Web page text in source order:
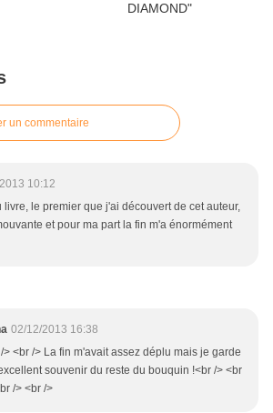
un commentaire
10:12
livre, le premier que j'ai découvert de cet auteur,
et pour ma part la fin m'a énormément
02/12/2013 16:38
> <br /> La fin m'avait assez déplu mais je garde
souvenir du reste du bouquin !<br /> <br
/> <br />